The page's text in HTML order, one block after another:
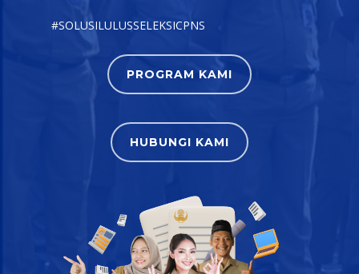
#SOLUSILULUSSELEKSICPNS
PROGRAM KAMI
HUBUNGI KAMI